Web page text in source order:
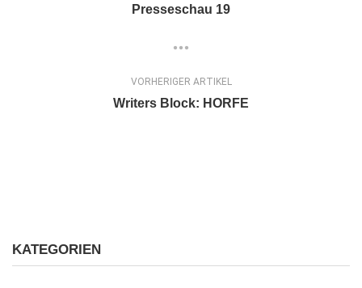
Presseschau 19
VORHERIGER ARTIKEL
Writers Block: HORFE
KATEGORIEN